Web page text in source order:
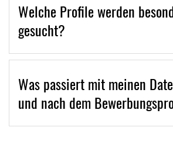
Welche Profile werden
gesucht?
Was passiert mit meinen
und nach dem